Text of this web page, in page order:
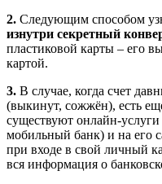
2. Следующим способом
изнутри секретный
пластиковой карты – его
картой.
3. В случае, когда счет
(выкинут, сожжён), есть
существуют онлайн-
мобильный банк) и на его
при входе в свой личный
вся информация о